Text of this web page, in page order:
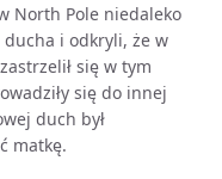
North Pole niedaleko
ducha i odkryli, że w
się w tym
się do innej
duch był
matkę.